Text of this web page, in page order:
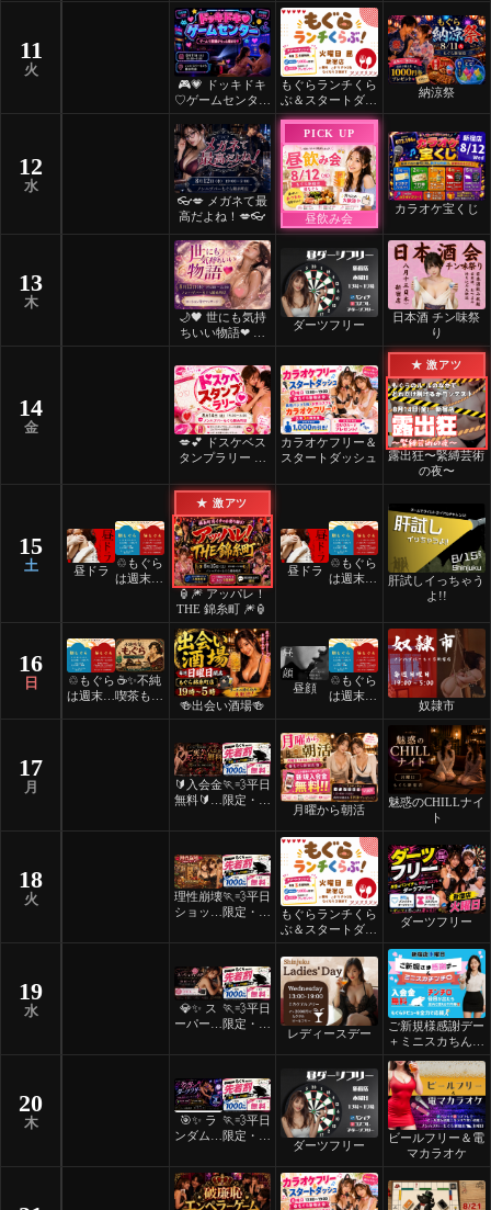
11
火
🎮💗 ドッキドキ
♡ゲームセンター
💗🎮
もぐらランチくら
ぶ＆スタートダッ
シュ
納涼祭
12
水
👓💋 メガネて最
高だよね！💋👓
PICK UP
昼飲み会
カラオケ宝くじ
13
木
🌙🖤 世にも気持
ちいい物語❤ 🖤
🌙
ダーツフリー
日本酒 チン味祭
り
14
金
💋💕 ドスケベス
タンプラリー 💕
カラオケフリー＆
スタートダッシュ
★ 激アツ
露出狂〜緊縛芸術
の夜〜
15
土 昼ドラ
♲もぐら
は週末祝
★ 激アツ
🏮🎆 アッパレ！
THE 錦糸町 🎆🏮
昼ドラ
♲もぐら
は週末祝
肝試しイっちゃう
よ!!
16
日
♲もぐら
は週末祝
☕️✨不純
喫茶もぐ
🍻出会い酒場🍻
昼顔
♲もぐら
は週末祝
奴隷市
17
月
🔰入会金
無料🔰ご
ーツナイ
🏃💨平日
限定・先
月曜から朝活
魅惑のCHILLナイ
ト
18
火
理性崩壊
ショット
ー
🏃💨平日
限定・先
もぐらランチくら
ぶ＆スタートダッ
シュ
ダーツフリー
19
水
💎✨ ス
ーパーレ
デー ✨
🏃💨平日
限定・先
レディースデー
ご新規様感謝デー
＋ミニスカちんち
ろ
20
木
🎯✨ ラ
ンダムマ
ツフリー
✨🎯
🏃💨平日
限定・先
ダーツフリー
ビールフリー＆電
マカラオケ